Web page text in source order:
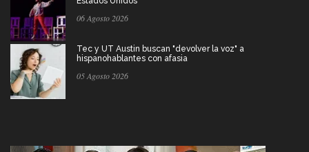
06 Agosto 2026
Tec y UT Austin buscan "devolver la voz" a
hispanohablantes con afasia
05 Agosto 2026